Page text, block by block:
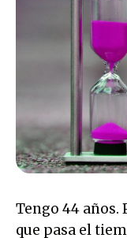
Tengo 44 años.
que pasa el